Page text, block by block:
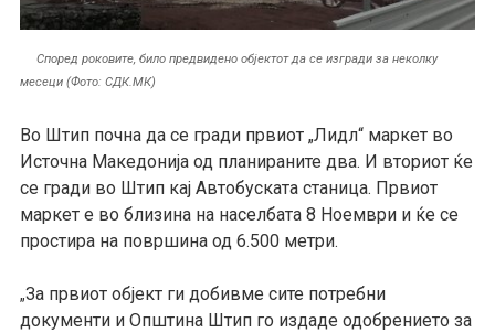
Според роковите, било предвидено објектот да се изгради за неколку
месеци (Фото: СДК.МК)
Во Штип почна да се гради првиот „Лидл“маркет во
Источна Македонија од планираните два. И вториот ќе
се гради во Штип кај Автобуската станица. Првиот
маркет е во близина на населбата 8 Ноември и ќе се
простира на површина од 6.500 метри.
„За првиот објект ги добивме сите потребни
документи и Општина Штип го издаде одобрението за